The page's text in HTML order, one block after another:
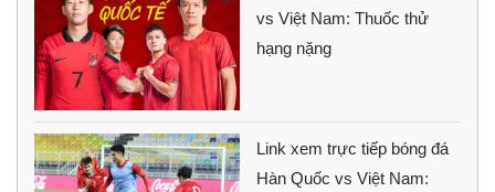
vs Việt Nam: Thuốc thử
hạng nặng
Link xem trực tiếp bóng đá
Hàn Quốc vs Việt Nam: